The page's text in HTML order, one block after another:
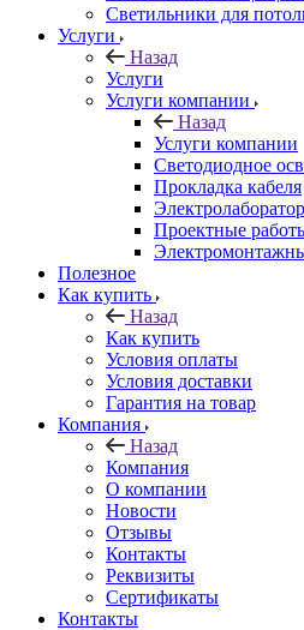
Светильники для
Услуги
Назад
Услуги
Услуги компании
Назад
Услуги компании
Светодиодное
Прокладка кабеля
Проектные
Полезное
Как купить
Назад
Как купить
Условия оплаты
Условия доставки
Гарантия на товар
Компания
Назад
Компания
О компании
Новости
Отзывы
Контакты
Реквизиты
Сертификаты
Контакты